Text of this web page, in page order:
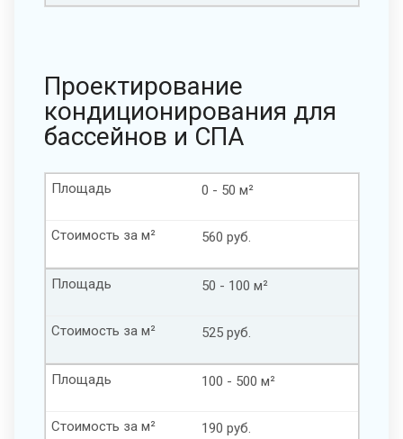
Проектирование
кондиционирования для
бассейнов и СПА
0 - 50 м²
Площадь
560 руб.
Стоимость за м²
50 - 100 м²
Площадь
525 руб.
Стоимость за м²
100 - 500 м²
Площадь
190 руб.
Стоимость за м²